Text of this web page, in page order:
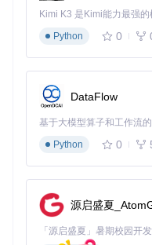
Python
0
DataFlow
基于大模型算子和工作流
Python
0
源启盛夏